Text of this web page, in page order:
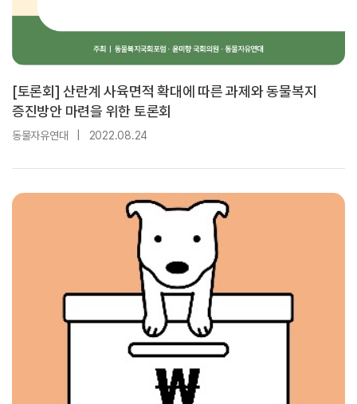
[토론회] 산란계 사육면적 확대에 따른 과제와 동물복지
증진방안 마련을 위한 토론회
동물자유연대 2022.08.24